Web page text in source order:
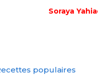
Soraya
populaires